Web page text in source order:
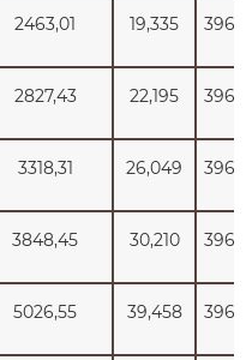
2463,01 19,335
2827,43 22,195
3318,31 26,049
3848,45 30,210
5026,55 39,458